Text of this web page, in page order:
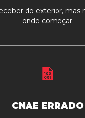
do exterior, mas
onde começar.
CNAE ERRADO